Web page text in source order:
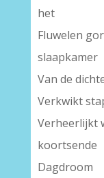
het
Fluwelen
slaapkamer
Van de
Verkwikt
Verheerlijkt
koortsende
Dagdroom